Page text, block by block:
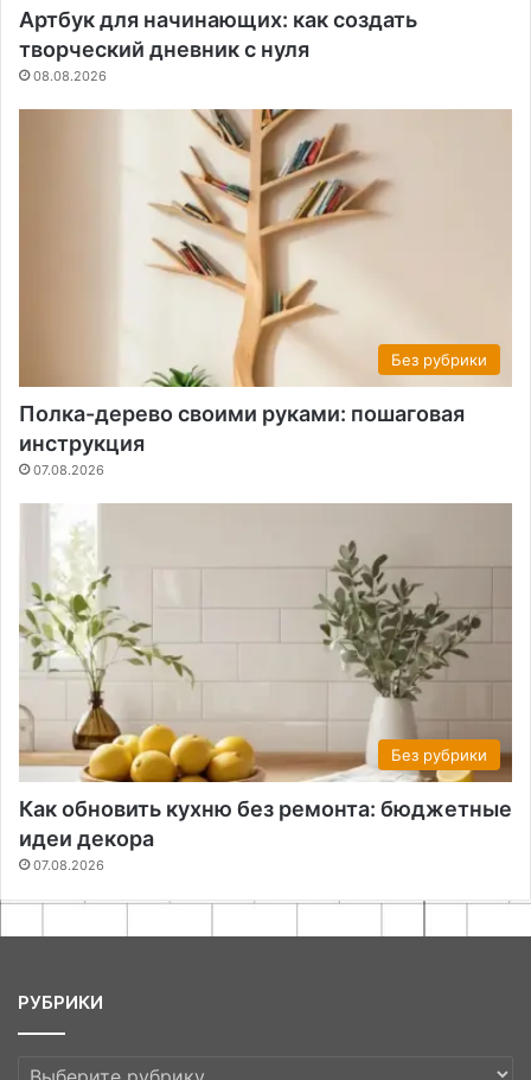
Артбук для начинающих: как создать
творческий дневник с нуля
08.08.2026
Без рубрики
Полка-дерево своими руками: пошаговая
инструкция
07.08.2026
Без рубрики
Как обновить кухню без ремонта: бюджетные
идеи декора
07.08.2026
РУБРИКИ
РУБРИКИ